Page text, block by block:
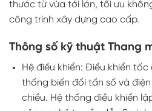
thước từ vừa tới lớn, tối ưu
công trình xây dựng cao cấp.
Thông số kỹ thuật Thang
Hệ điều khiển: Điều khiển
thống biến đổi tần số và
chiều. Hệ thống điều khiển